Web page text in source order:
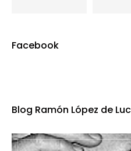
Facebook
Blog Ramón López de